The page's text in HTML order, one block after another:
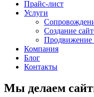
Прайс-лист
Услуги
Создание
Продвижение
Компания
Блог
Контакты
Мы делаем